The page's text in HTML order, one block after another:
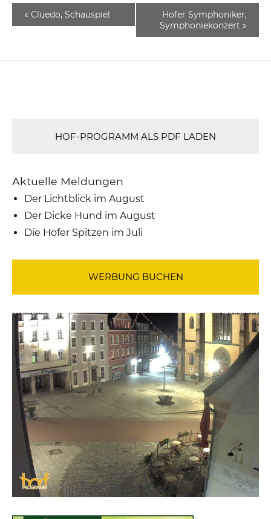
« Cluedo, Schauspiel
Hofer Symphoniker,
Symphoniekonzert »
HOF-PROGRAMM ALS PDF LADEN
Aktuelle Meldungen
Der Lichtblick im August
Der Dicke Hund im August
Die Hofer Spitzen im Juli
WERBUNG BUCHEN